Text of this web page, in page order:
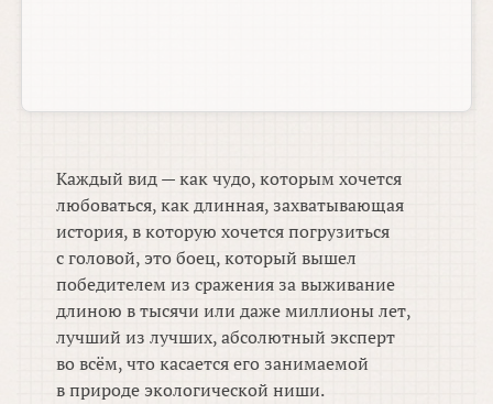
Каждый вид — как чудо, которым хочется
любоваться, как длинная, захватывающая
история, в которую хочется погрузиться
с головой, это боец, который вышел
победителем из сражения за выживание
длиною в тысячи или даже миллионы лет,
лучший из лучших, абсолютный эксперт
во всём, что касается его занимаемой
в природе экологической ниши.